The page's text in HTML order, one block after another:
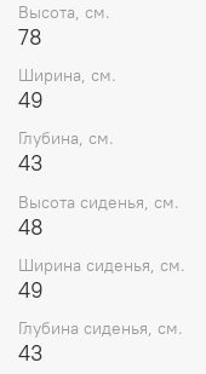
Высота, см.
78
Ширина, см.
49
Глубина, см.
43
Высота сиденья, см.
48
Ширина сиденья, см.
49
Глубина сиденья, см.
43